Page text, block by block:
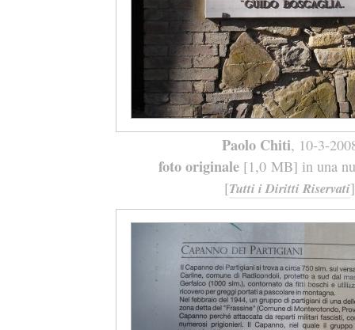
Paolo Chiti, 10-3-
foto originale[1,0 MB] in una
[Tutti i Diritti Riservati]